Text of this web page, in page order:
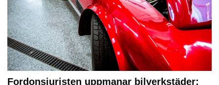
Fordonsjuristen uppmanar bilverkstäder: